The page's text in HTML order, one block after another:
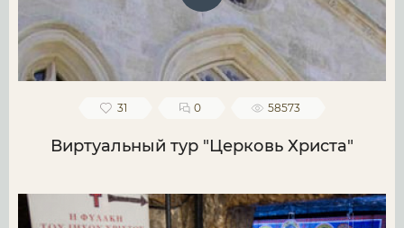
31 0 58573
Виртуальный тур "Церковь Христа"